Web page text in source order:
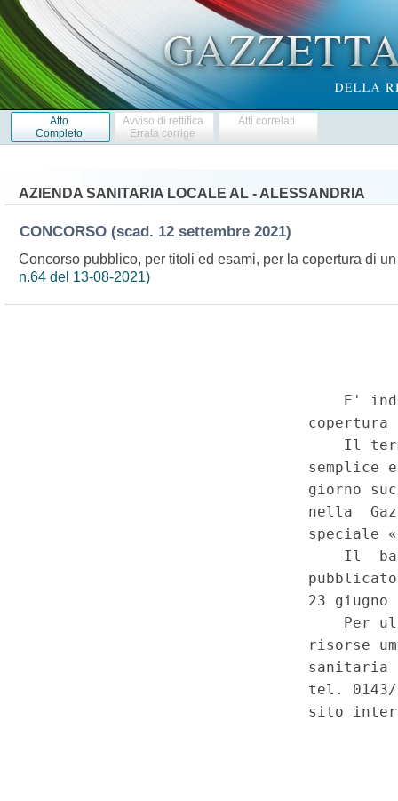
Atto
Completo
Avviso di rettifica
Errata corrige
Atti correlati
AZIENDA SANITARIA LOCALE AL - ALESSANDRIA
CONCORSO (scad. 12 settembre 2021)
Concorso pubblico, per titoli ed esami, per la copertura di
n.64 del 13-08-2021)